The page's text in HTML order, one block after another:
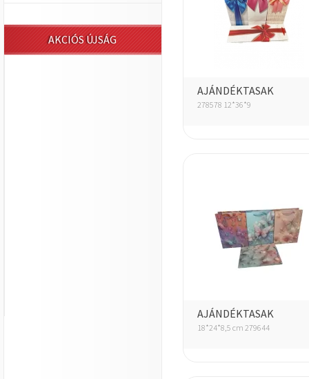
AKCIÓS ÚJSÁG
AJÁNDÉKTASAK
278578 12*36*9
AJÁNDÉKTASAK
18*24*8,5 cm 279644